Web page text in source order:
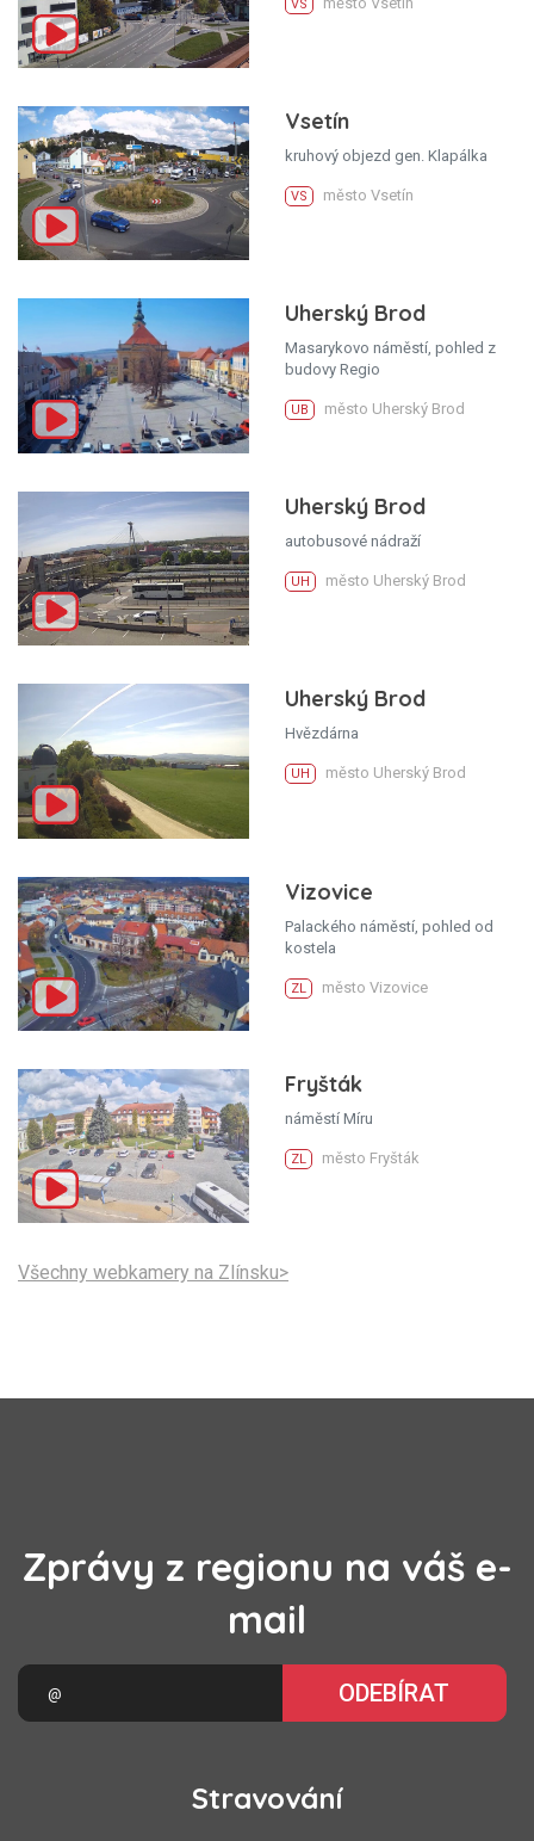
VS
Vsetín
kruhový objezd gen. Klapálka
VS město Vsetín
Uherský Brod
Masarykovo náměstí, pohled z
budovy Regio
UB město Uherský Brod
Uherský Brod
autobusové nádraží
UH město Uherský Brod
Uherský Brod
Hvězdárna
UH město Uherský Brod
Vizovice
Palackého náměstí, pohled od
kostela
ZL město Vizovice
Fryšták
náměstí Míru
ZL město Fryšták
Všechny webkamery na Zlínsku>
Zprávy z regionu na váš e-
mail
ODEBÍRAT
Stravování